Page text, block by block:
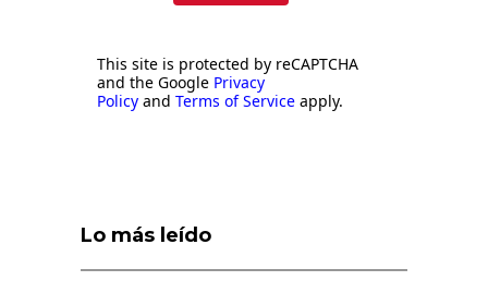
This site is protected by reCAPTCHA
and the Google Privacy
Policy and Terms of Service apply.
Lo más leído